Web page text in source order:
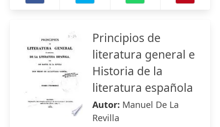
Principios de
literatura general e
Historia de la
literatura española
Autor: Manuel De La
Revilla